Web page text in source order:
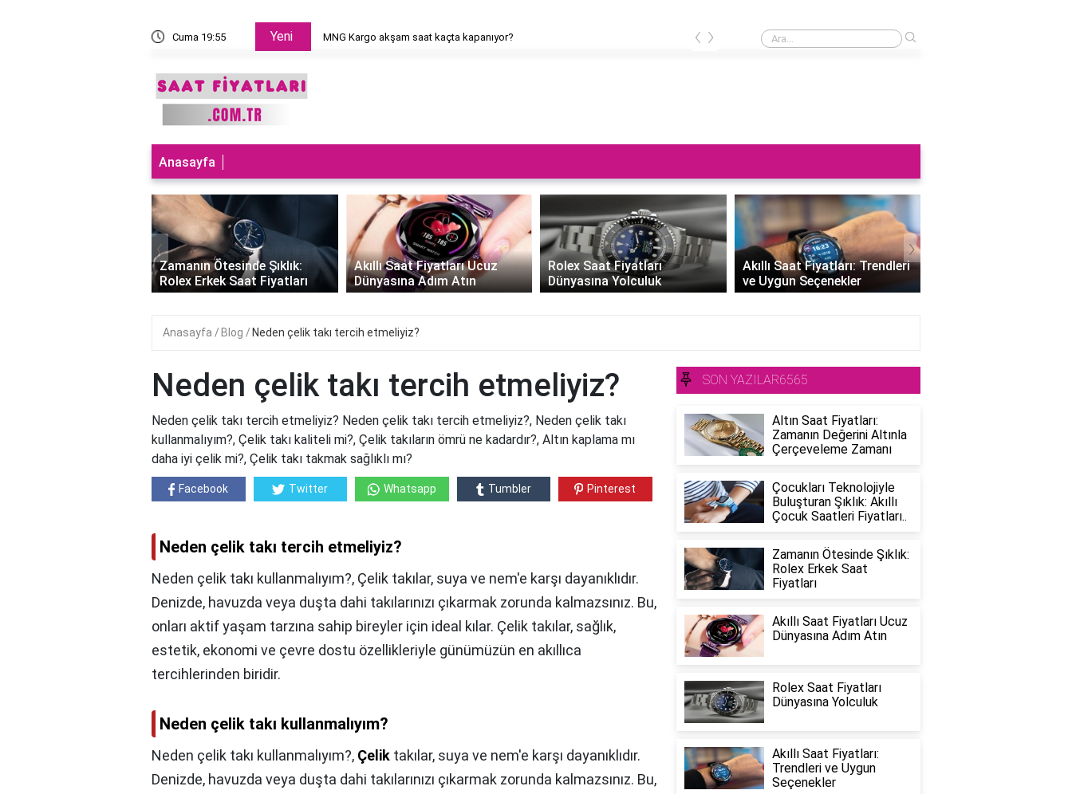
Cuma 19:55 Yeni MNG Kargo akşam saat kaçta kapanıyor? Saat neden sağa takılmaz?
‹ ›
Anasayfa
Zamanın Ötesinde Şıklık:
Rolex Erkek Saat Fiyatları
Akıllı Saat Fiyatları Ucuz
Dünyasına Adım Atın
Rolex Saat Fiyatları
Dünyasına Yolculuk
Akıllı Saat Fiyatları: Trendleri
ve Uygun Seçenekler
‹ ›
Anasayfa Blog Neden çelik takı tercih etmeliyiz?
Neden çelik takı tercih etmeliyiz?
Neden çelik takı tercih etmeliyiz? Neden çelik takı tercih etmeliyiz?, Neden çelik takı
kullanmalıyım?, Çelik takı kaliteli mi?, Çelik takıların ömrü ne kadardır?, Altın kaplama mı
daha iyi çelik mi?, Çelik takı takmak sağlıklı mı?
Facebook Twitter Whatsapp Tumbler Pinterest
Neden çelik takı tercih etmeliyiz?
Neden çelik takı kullanmalıyım?, Çelik takılar, suya ve nem'e karşı dayanıklıdır.
Denizde, havuzda veya duşta dahi takılarınızı çıkarmak zorunda kalmazsınız. Bu,
onları aktif yaşam tarzına sahip bireyler için ideal kılar. Çelik takılar, sağlık,
estetik, ekonomi ve çevre dostu özellikleriyle günümüzün en akıllıca
tercihlerinden biridir.
Neden çelik takı kullanmalıyım?
Neden çelik takı kullanmalıyım?, Çelik takılar, suya ve nem'e karşı dayanıklıdır.
Denizde, havuzda veya duşta dahi takılarınızı çıkarmak zorunda kalmazsınız. Bu,
SON YAZILAR6565
Altın Saat Fiyatları:
Zamanın Değerini Altınla
Çerçeveleme Zamanı
Çocukları Teknolojiyle
Buluşturan Şıklık: Akıllı
Çocuk Saatleri Fiyatları..
Zamanın Ötesinde Şıklık:
Rolex Erkek Saat
Fiyatları
Akıllı Saat Fiyatları Ucuz
Dünyasına Adım Atın
Rolex Saat Fiyatları
Dünyasına Yolculuk
Akıllı Saat Fiyatları:
Trendleri ve Uygun
Seçenekler